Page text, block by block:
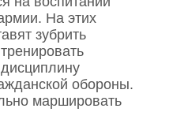
На этих
зубрить
обороны.
маршировать